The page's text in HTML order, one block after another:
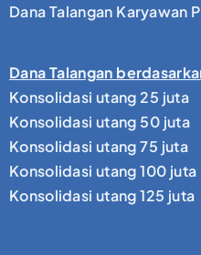
Dana Talangan Karyawan
Dana Talangan
Konsolidasi utang 25 juta
Konsolidasi utang 50 juta
Konsolidasi utang 75 juta
Konsolidasi utang 100 juta
Konsolidasi utang 125 juta